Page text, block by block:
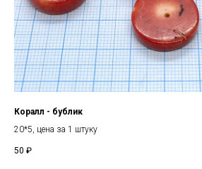
Коралл - бублик
20*5, цена за 1 штуку
50 ₽